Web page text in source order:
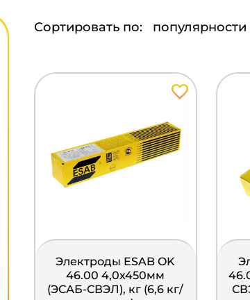
Сортировать по: популярности
Электроды ESAB OK
46.00 4,0х450мм
(ЭСАБ-СВЭЛ), кг (6,6 кг/